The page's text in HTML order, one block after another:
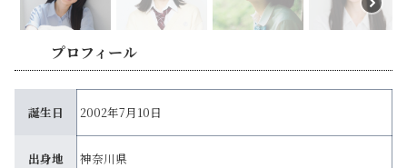
プロフィール
誕生日 2002年7月10日
出身地 神奈川県